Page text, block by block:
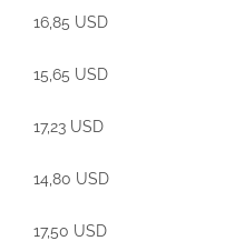
16,85 USD
15,65 USD
17,23 USD
14,80 USD
17,50 USD